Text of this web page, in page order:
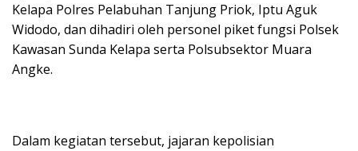
Kelapa Polres Pelabuhan Tanjung Priok, Iptu Aguk
Widodo, dan dihadiri oleh personel piket fungsi Polsek
Kawasan Sunda Kelapa serta Polsubsektor Muara
Angke.
Dalam kegiatan tersebut, jajaran kepolisian